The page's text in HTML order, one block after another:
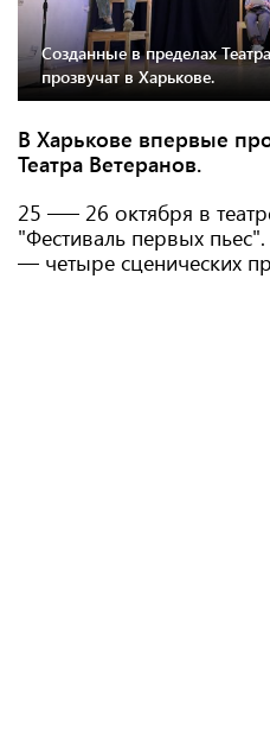
Созданные в пределах
прозвучат в Харькове.
В Харькове впервые
Театра Ветеранов.
25 —– 26 октября в
"Фестиваль первых
— четыре сценических